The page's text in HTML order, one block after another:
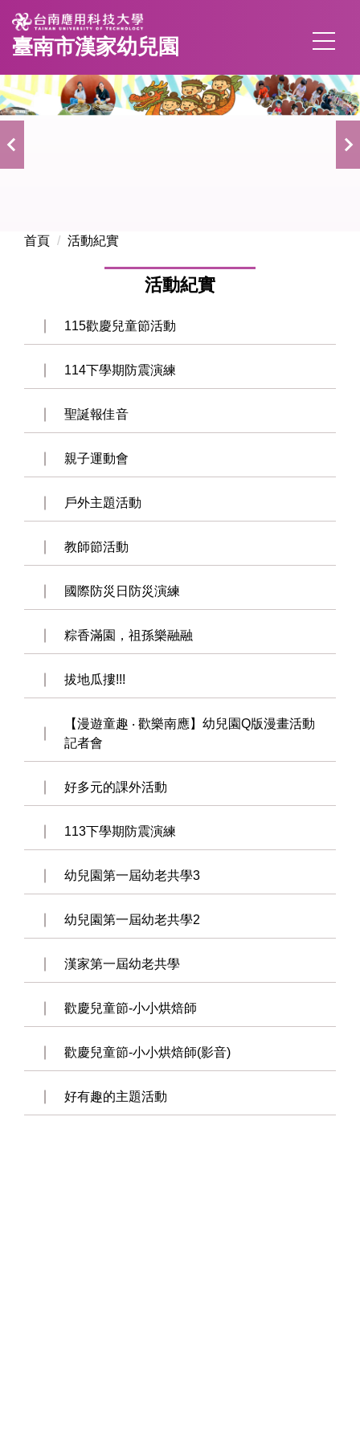
跳
到
主
內
容
臺南市漢家幼兒園
首頁 活動紀實
活動紀實
115歡慶兒童節活動
114下學期防震演練
聖誕報佳音
親子運動會
戶外主題活動
教師節活動
國際防災日防災演練
粽香滿園，祖孫樂融融
拔地瓜摟!!!
【漫遊童趣 ‧ 歡樂南應】幼兒園Q版漫畫活動
記者會
好多元的課外活動
113下學期防震演練
幼兒園第一屆幼老共學3
幼兒園第一屆幼老共學2
漢家第一屆幼老共學
歡慶兒童節-小小烘焙師
歡慶兒童節-小小烘焙師(影音)
好有趣的主題活動